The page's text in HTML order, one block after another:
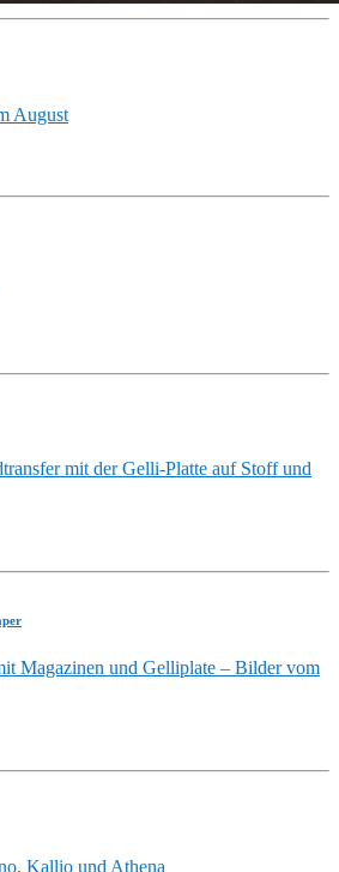
August
mit der Gelli-Platte auf Stoff und
Magazinen und Gelliplate – Bilder vom
Kallio und Athena